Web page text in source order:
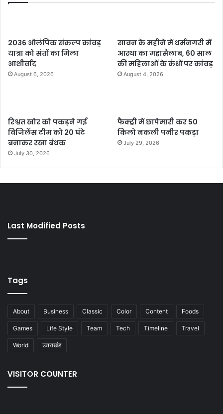
2036 ओलंपिक संकल्प कांवड़
यात्रा को संतों का मिला
आशीर्वाद
August 6, 2026
सावन के महीने में धर्मनगरी में
आस्था का महासैलाब, 60 साल
की महिलाओं के कंधों पर कांवड़
August 4, 2026
रिश्वत खोर को पकड़ने गई
विजिलेंस टीम को 20 घंटे
बनाकर रखा बंधक
July 30, 2026
फैक्ट्री में छापेमारी कर 50
किलो नकली पनीर पकड़ा
July 29, 2026
Last Modified Posts
Tags
About Business Classic Color Content Foods
Games Life Style Team Tech Timeline Travel
World उतराखंड
VISITOR COUNTER